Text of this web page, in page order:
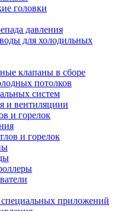
головки
давления
для холодильных
клапаны в сборе
потолков
систем
и вентиляциии
и горелок
и горелок
специальных приложений